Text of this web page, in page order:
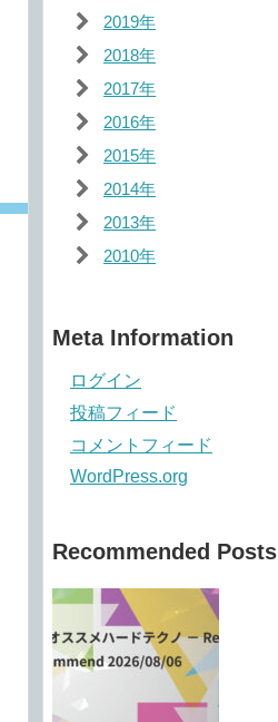
2019年
2018年
2017年
2016年
2015年
2014年
2013年
2010年
Meta Information
ログイン
投稿フィード
コメントフィード
WordPress.org
Recommended Posts